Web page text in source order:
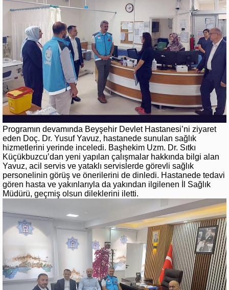
Programın devamında Beyşehir Devlet Hastanesi’ni ziyaret
eden Doç. Dr. Yusuf Yavuz, hastanede sunulan sağlık
hizmetlerini yerinde inceledi. Başhekim Uzm. Dr. Sıtkı
Küçükbuzcu’dan yeni yapılan çalışmalar hakkında bilgi alan
Yavuz, acil servis ve yataklı servislerde görevli sağlık
personelinin görüş ve önerilerini de dinledi. Hastanede tedavi
gören hasta ve yakınlarıyla da yakından ilgilenen İl Sağlık
Müdürü, geçmiş olsun dileklerini iletti.